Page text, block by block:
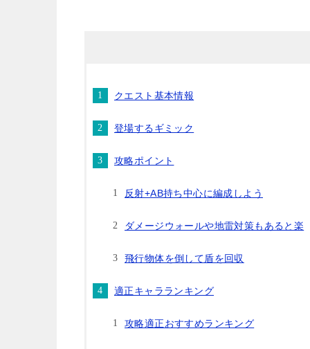
クエスト基本情報
登場するギミック
攻略ポイント
反射+AB持ち中心に編成しよう
ダメージウォールや地雷対策もあると楽
飛行物体を倒して盾を回収
適正キャラランキング
攻略適正おすすめランキング